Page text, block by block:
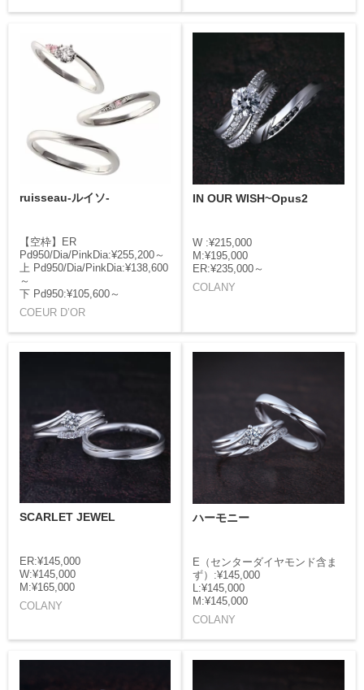
ruisseau-ルイソ-
【空枠】ER
Pd950/Dia/PinkDia:¥255,200～
上 Pd950/Dia/PinkDia:¥138,600
～
下 Pd950:¥105,600～
COEUR D’OR
IN OUR WISH~Opus2
W :¥215,000
M:¥195,000
ER:¥235,000～
COLANY
SCARLET JEWEL
ER:¥145,000
W:¥145,000
M:¥165,000
COLANY
ハーモニー
E（センターダイヤモンド含ま
ず）:¥145,000
L:¥145,000
M:¥145,000
COLANY